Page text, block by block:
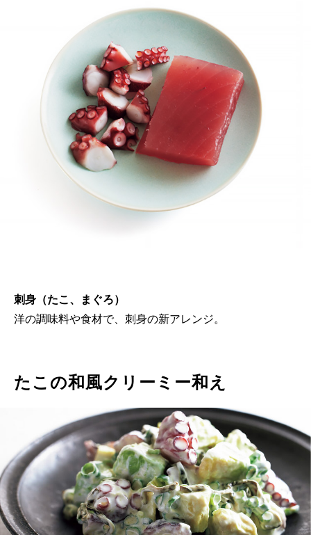
刺身（たこ、まぐろ）
洋の調味料や食材で、刺身の新アレンジ。
たこの和風クリーミー和え